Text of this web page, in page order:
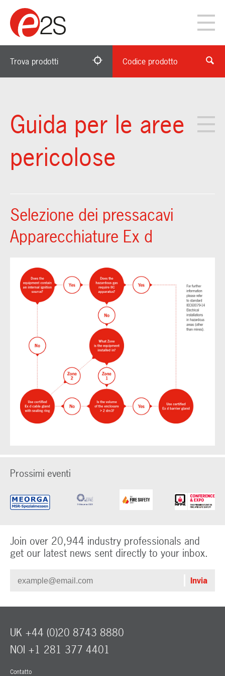
Trova prodotti Codice prodotto
Guida per le aree
pericolose
Selezione dei pressacavi
Apparecchiature Ex d
Prossimi eventi
Join over 20,944 industry professionals and
get our latest news sent directly to your inbox.
Contatto
UK +44 (0)20 8743 8880
NOI +1 281 377 4401